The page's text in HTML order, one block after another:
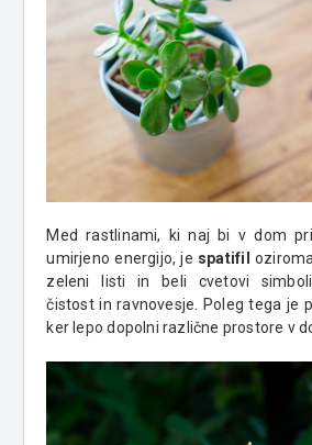
Med rastlinami, ki naj bi v dom
umirjeno energijo, je spatifil
zeleni listi in beli cvetovi
čistost in ravnovesje. Poleg tega je
ker lepo dopolni različne prostore v